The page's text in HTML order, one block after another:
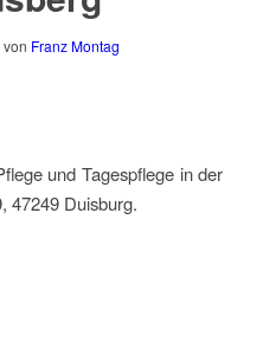
von Franz Montag
und Tagespflege in der
47249 Duisburg.